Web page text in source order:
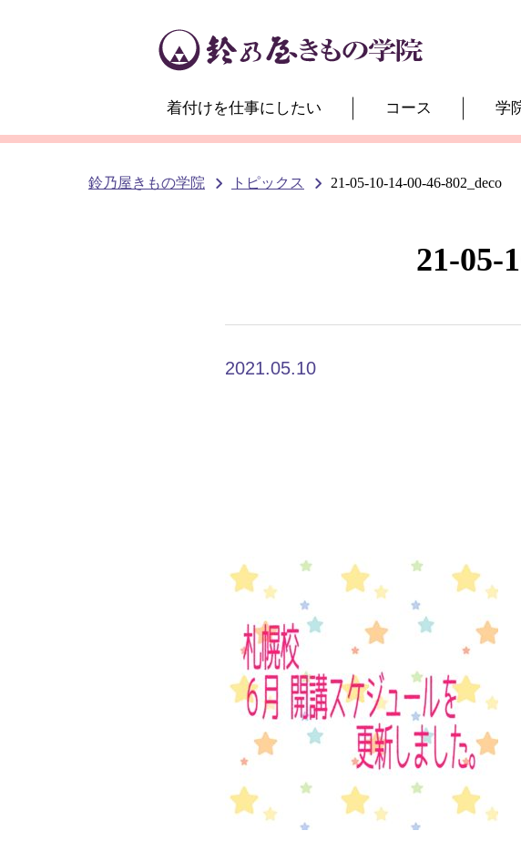
着付けを仕事にしたい コース 学
鈴乃屋きもの学院 トピックス 21-05-10-14-00-46-802_deco
21-05-
2021.05.10